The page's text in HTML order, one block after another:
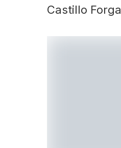
Castillo Forga